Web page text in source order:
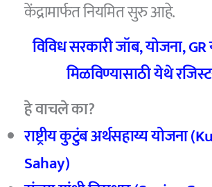
केंद्रामार्फत नियमित सुरु आहे.
विविध सरकारी जॉब,योजना, GR
मिळविण्यासाठी येथे
हे वाचले का?
राष्ट्रीय कुटुंब अर्थसहाय्य योजना
Sahay)